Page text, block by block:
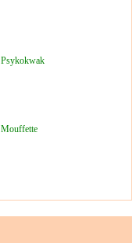
Psykokwak
Mouffette